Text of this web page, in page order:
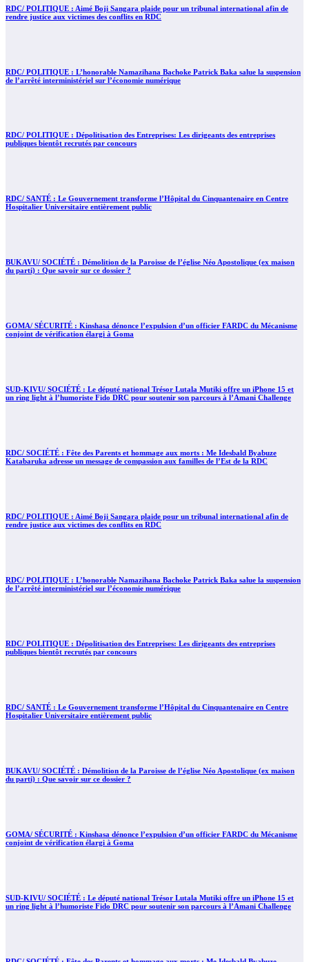
RDC/ POLITIQUE : Aimé Boji Sangara plaide pour un tribunal international afin de
rendre justice aux victimes des conflits en RDC
RDC/ POLITIQUE : L’honorable Namazihana Bachoke Patrick Baka salue la suspension
de l’arrêté interministériel sur l’économie numérique
RDC/ POLITIQUE : Dépolitisation des Entreprises: Les dirigeants des entreprises
publiques bientôt recrutés par concours
RDC/ SANTÉ : Le Gouvernement transforme l’Hôpital du Cinquantenaire en Centre
Hospitalier Universitaire entièrement public
BUKAVU/ SOCIÉTÉ : Démolition de la Paroisse de l’église Néo Apostolique (ex maison
du parti) : Que savoir sur ce dossier ?
GOMA/ SÉCURITÉ : Kinshasa dénonce l’expulsion d’un officier FARDC du Mécanisme
conjoint de vérification élargi à Goma
SUD-KIVU/ SOCIÉTÉ : Le député national Trésor Lutala Mutiki offre un iPhone 15 et
un ring light à l’humoriste Fido DRC pour soutenir son parcours à l’Amani Challenge
RDC/ SOCIÉTÉ : Fête des Parents et hommage aux morts : Me Idesbald Byabuze
Katabaruka adresse un message de compassion aux familles de l’Est de la RDC
RDC/ POLITIQUE : Aimé Boji Sangara plaide pour un tribunal international afin de
rendre justice aux victimes des conflits en RDC
RDC/ POLITIQUE : L’honorable Namazihana Bachoke Patrick Baka salue la suspension
de l’arrêté interministériel sur l’économie numérique
RDC/ POLITIQUE : Dépolitisation des Entreprises: Les dirigeants des entreprises
publiques bientôt recrutés par concours
RDC/ SANTÉ : Le Gouvernement transforme l’Hôpital du Cinquantenaire en Centre
Hospitalier Universitaire entièrement public
BUKAVU/ SOCIÉTÉ : Démolition de la Paroisse de l’église Néo Apostolique (ex maison
du parti) : Que savoir sur ce dossier ?
GOMA/ SÉCURITÉ : Kinshasa dénonce l’expulsion d’un officier FARDC du Mécanisme
conjoint de vérification élargi à Goma
SUD-KIVU/ SOCIÉTÉ : Le député national Trésor Lutala Mutiki offre un iPhone 15 et
un ring light à l’humoriste Fido DRC pour soutenir son parcours à l’Amani Challenge